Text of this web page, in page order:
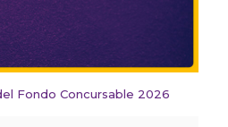
Fondo Concursable 2026